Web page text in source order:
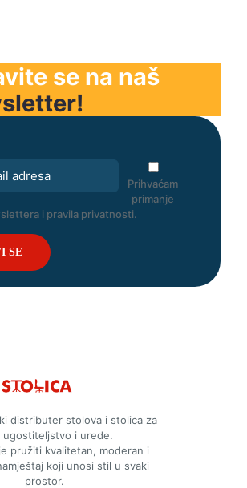
se na naš
Prihvaćam
primanje
i pravila privatnosti.
distributer stolova i stolica za
ugostiteljstvo i urede.
pružiti kvalitetan, moderan i
koji unosi stil u svaki
prostor.